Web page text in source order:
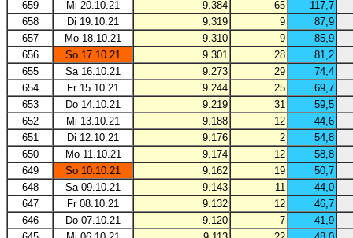
659
Mi 20.10.21 9.384 65
117,7
658
Di 19.10.21 9.319 9
87,9
657
Mo 18.10.21 9.310 9
85,9
656
So 17.10.21 9.301 28
81,2
655
Sa 16.10.21 9.273 29
74,4
654
Fr 15.10.21 9.244 25
69,7
653
Do 14.10.21 9.219 31
59,5
652
Mi 13.10.21 9.188 12
44,6
651
Di 12.10.21 9.176 2
54,8
650
Mo 11.10.21 9.174 12
58,8
649
So 10.10.21 9.162 19
50,7
648
Sa 09.10.21 9.143 11
44,0
647
Fr 08.10.21 9.132 12
46,7
646
Do 07.10.21 9.120 7
41,9